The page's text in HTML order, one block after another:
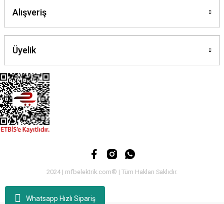
Whatsapp Hızlı Sipariş
Alışveriş
Üyelik
2024 | mfbelektrik.com® | Tüm Hakları Saklıdır.